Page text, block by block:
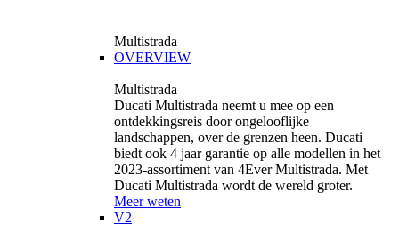
Multistrada
OVERVIEW
Multistrada
Ducati Multistrada neemt u mee op een
ontdekkingsreis door ongelooflijke
landschappen, over de grenzen heen. Ducati
biedt ook 4 jaar garantie op alle modellen in het
2023-assortiment van 4Ever Multistrada. Met
Ducati Multistrada wordt de wereld groter.
Meer weten
V2